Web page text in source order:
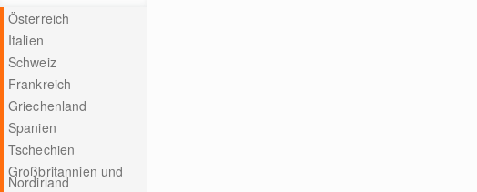
Österreich
Italien
Schweiz
Frankreich
Griechenland
Spanien
Tschechien
Großbritannien und
Nordirland